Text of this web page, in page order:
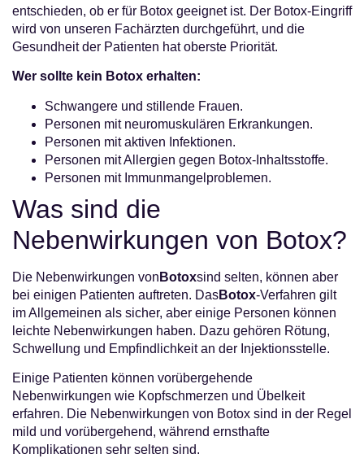
entschieden, ob er für Botox geeignet ist. Der Botox-Eingriff
wird von unseren Fachärzten durchgeführt, und die
Gesundheit der Patienten hat oberste Priorität.
Wer sollte kein Botox erhalten:
Schwangere und stillende Frauen.
Personen mit neuromuskulären Erkrankungen.
Personen mit aktiven Infektionen.
Personen mit Allergien gegen Botox-Inhaltsstoffe.
Personen mit Immunmangelproblemen.
Was sind die
Nebenwirkungen von Botox?
Die Nebenwirkungen von Botoxsind selten, können aber
bei einigen Patienten auftreten. DasBotox-Verfahren gilt
im Allgemeinen als sicher, aber einige Personen können
leichte Nebenwirkungen haben. Dazu gehören Rötung,
Schwellung und Empfindlichkeit an der Injektionsstelle.
Einige Patienten können vorübergehende
Nebenwirkungen wie Kopfschmerzen und Übelkeit
erfahren. Die Nebenwirkungen von Botox sind in der Regel
mild und vorübergehend, während ernsthafte
Komplikationen sehr selten sind.